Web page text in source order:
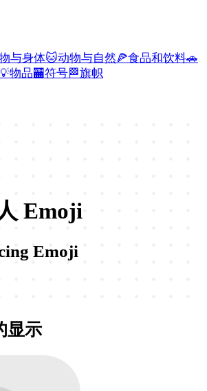
与身体🐱动物与自然🍕食品和饮料🚗
物品🏧符号🏁旗帜
Emoji
Emoji
显示